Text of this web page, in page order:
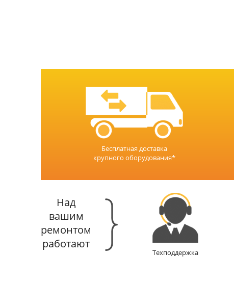
Бесплатная доставка
крупного оборудования*
Над
вашим
ремонтом
работают
Техподдержка